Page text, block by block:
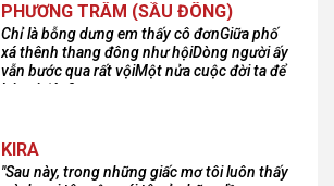
PHƯƠNG TRÂM (SẦU ĐÔNG)
Chỉ là bỗng dưng em thấy cô đơnGiữa phố
xá thênh thang đông như hộiDòng người ấy
vẫn bước qua rất vộiMột nửa cuộc đời ta để
lại nơi đâu?
KIRA
"Sau này, trong những giấc mơ tôi luôn thấy